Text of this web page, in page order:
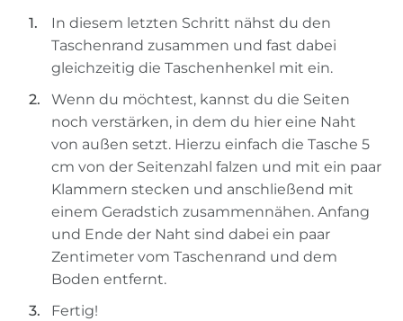
In diesem letzten Schritt nähst du den
Taschenrand zusammen und fast dabei
gleichzeitig die Taschenhenkel mit ein.
Wenn du möchtest, kannst du die Seiten
noch verstärken, in dem du hier eine Naht
von außen setzt. Hierzu einfach die Tasche 5
cm von der Seitenzahl falzen und mit ein paar
Klammern stecken und anschließend mit
einem Geradstich zusammennähen. Anfang
und Ende der Naht sind dabei ein paar
Zentimeter vom Taschenrand und dem
Boden entfernt.
Fertig!